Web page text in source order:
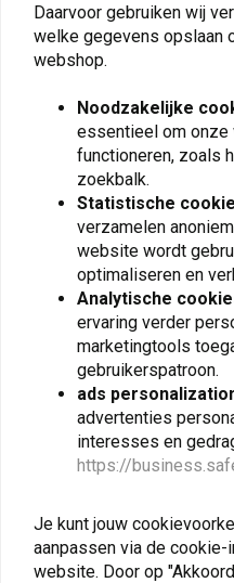
Op de hoogte
Bij
kun je
manieren
Daarvoor gebruiken wij
welke gegevens opslaan
webshop.
Noodzakelijke
essentieel om
functioneren, zoals
zoekbalk.
Statistische
verzamelen
website wordt
optimaliseren en
Analytische
ervaring verder
marketingtools
gebruikerspatroon.
ads
advertenties
interesses en
https://
Je kunt jouw
aanpassen via de
website. Door op